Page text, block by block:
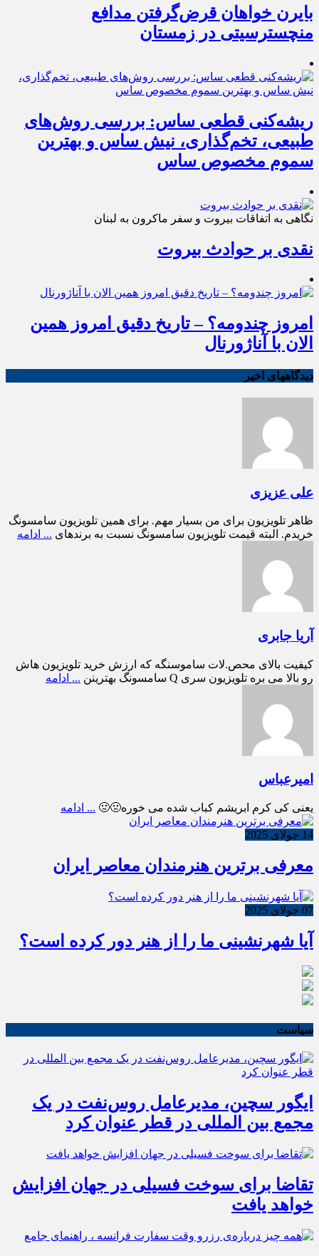
بایرن خواهان قرض‌گرفتن مدافع
منچسترسیتی در زمستان
ریشه‌کنی قطعی ساس: بررسی روش‌های
طبیعی، تخم‌گذاری، نیش ساس و بهترین
سموم مخصوص ساس
نگاهی به اتفاقات بیروت و سفر ماکرون به لبنان
نقدی بر حوادث بیروت
امروز چندومه؟ – تاریخ دقیق امروز همین
الان با آناژورنال
دیدگاههای اخیر
علی عزیزی
ظاهر تلویزیون برای من بسیار مهم. برای همین تلویزیون سامسونگ
خریدم. البته قیمت تلویزیون سامسونگ نسبت به برندهای ... ادامه
آریا جابری
کیفیت بالای محص.لات ساموسنگه که ارزش خرید تلویزیون هاش
رو بالا می بره تلویزیون سری Q سامسونگ بهترینن
... ادامه
امیرعباس
یعنی کی کرم ابریشم کباب شده می خوره🤢🤢 ... ادامه
14 جولای 2025
معرفی برترین هنرمندان معاصر ایران
07 جولای 2025
آیا شهرنشینی ما را از هنر دور کرده است؟
سیاست
ایگور سچین، مدیرعامل روس‌نفت در یک
مجمع بین المللی در قطر عنوان کرد
تقاضا برای سوخت فسیلی در جهان افزایش
خواهد یافت